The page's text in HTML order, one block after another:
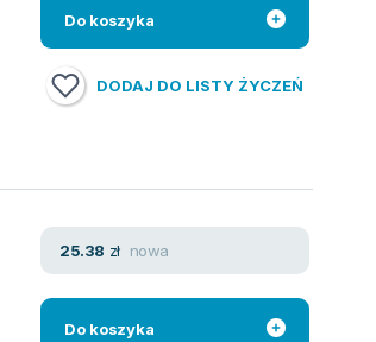
Do koszyka
DODAJ DO LISTY ŻYCZEŃ
25.38 zł nowa
Do koszyka